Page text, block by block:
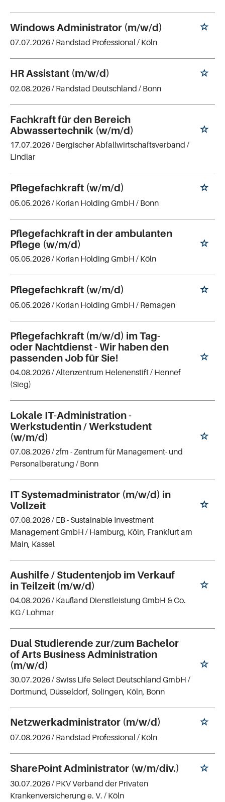
Windows Administrator (m/w/d)
07.07.2026 / Randstad Professional/ Köln
HR Assistant (m/w/d)
02.08.2026 / Randstad Deutschland / Bonn
Fachkraft für den Bereich
Abwassertechnik (w/m/d)
17.07.2026 / Bergischer Abfallwirtschaftsverband /
Lindlar
Pflegefachkraft (w/m/d)
05.05.2026 / Korian Holding GmbH / Bonn
Pflegefachkraft in der ambulanten
Pflege (w/m/d)
05.05.2026 / Korian Holding GmbH / Köln
Pflegefachkraft (w/m/d)
05.05.2026 / Korian Holding GmbH / Remagen
Pflegefachkraft (m/w/d) im Tag-
oder Nachtdienst - Wir haben den
passenden Job für Sie!
04.08.2026 / Altenzentrum Helenenstift/ Hennef
(Sieg)
Lokale IT-Administration -
Werkstudentin / Werkstudent
(w/m/d)
07.08.2026 /zfm - Zentrum für Management- und
Personalberatung / Bonn
IT Systemadministrator (m/w/d) in
Vollzeit
07.08.2026 / EB - Sustainable Investment
Management GmbH / Hamburg, Köln, Frankfurt am
Main, Kassel
Aushilfe / Studentenjob im Verkauf
in Teilzeit (m/w/d)
04.08.2026 / Kaufland Dienstleistung GmbH & Co.
KG/ Lohmar
Dual Studierende zur/zum Bachelor
of Arts Business Administration
(m/w/d)
30.07.2026 / Swiss Life Select Deutschland GmbH /
Dortmund, Düsseldorf, Solingen, Köln, Bonn
Netzwerkadministrator (m/w/d)
07.08.2026 / Randstad Professional/ Köln
SharePoint Administrator (w/m/div.)
30.07.2026 / PKV Verband der Privaten
Krankenversicherung e. V. / Köln